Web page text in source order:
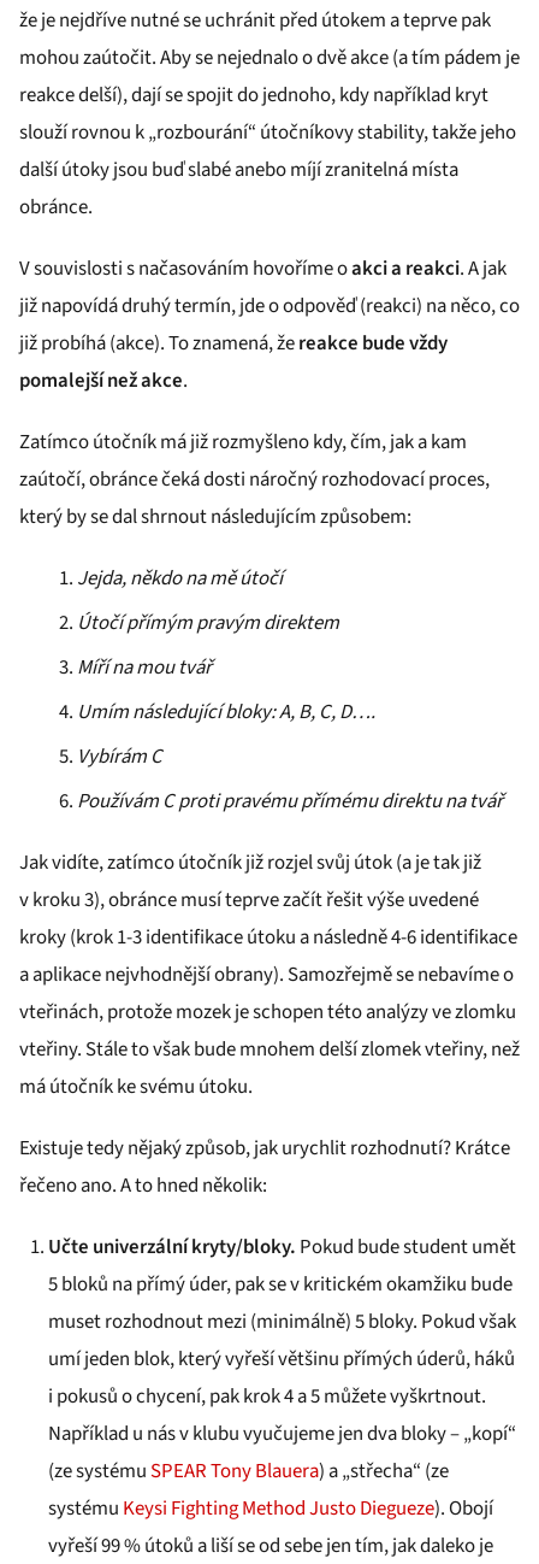
že je nejdříve nutné se uchránit před útokem a teprve pak
mohou zaútočit. Aby se nejednalo o dvě akce (a tím pádem je
reakce delší), dají se spojit do jednoho, kdy například kryt
slouží rovnou k „rozbourání“ útočníkovy stability, takže jeho
další útoky jsou buď slabé anebo míjí zranitelná místa
obránce.
V souvislosti s načasováním hovoříme oakci a reakci. A jak
již napovídá druhý termín, jde o odpověď (reakci) na něco, co
již probíhá (akce). To znamená, žereakce bude vždy
pomalejší než akce.
Zatímco útočník má již rozmyšleno kdy, čím, jak a kam
zaútočí, obránce čeká dosti náročný rozhodovací proces,
který by se dal shrnout následujícím způsobem:
Jejda, někdo na mě útočí
Útočí přímým pravým direktem
Míří na mou tvář
Umím následující bloky: A, B, C, D….
Vybírám C
Používám C proti pravému přímému direktu na tvář
Jak vidíte, zatímco útočník již rozjel svůj útok (a je tak již
v kroku 3), obránce musí teprve začít řešit výše uvedené
kroky (krok 1-3 identifikace útoku a následně 4-6 identifikace
a aplikace nejvhodnější obrany). Samozřejmě se nebavíme o
vteřinách, protože mozek je schopen této analýzy ve zlomku
vteřiny. Stále to však bude mnohem delší zlomek vteřiny, než
má útočník ke svému útoku.
Existuje tedy nějaký způsob, jak urychlit rozhodnutí? Krátce
řečeno ano. A to hned několik:
Učte univerzální kryty/bloky. Pokud bude student umět
5 bloků na přímý úder, pak se v kritickém okamžiku bude
muset rozhodnout mezi (minimálně) 5 bloky. Pokud však
umí jeden blok, který vyřeší většinu přímých úderů, háků
i pokusů o chycení, pak krok 4 a 5 můžete vyškrtnout.
Například u nás v klubu vyučujeme jen dva bloky – „kopí“
(ze systému SPEAR Tony Blauera) a „střecha“ (ze
systému Keysi Fighting Method Justo Diegueze). Obojí
vyřeší 99 % útoků a liší se od sebe jen tím, jak daleko je